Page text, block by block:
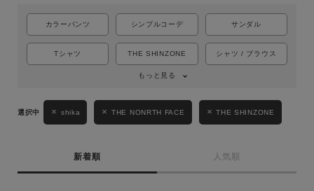
カラーパンツ シンプルコーデ サンダル
Tシャツ THE SHINZONE シャツ / ブラウス
もっと見る
shika THE NONRTH FACE THE SHINZONE
新着順 人気順